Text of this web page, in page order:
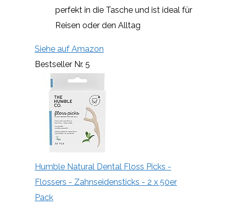
perfekt in die Tasche und ist ideal für
Reisen oder den Alltag
Siehe auf Amazon
Bestseller Nr. 5
Humble Natural Dental Floss Picks -
Flossers - Zahnseidensticks - 2 x 50er
Pack